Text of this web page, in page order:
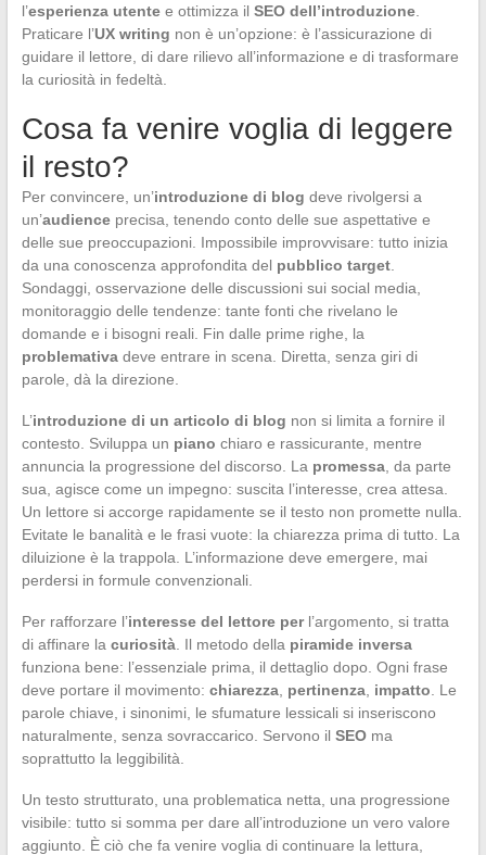
l’esperienza utentee ottimizza il SEO dell’introduzione.
Praticare l’UX writing non è un’opzione: è l’assicurazione di
guidare il lettore, di dare rilievo all’informazione e di trasformare
la curiosità in fedeltà.
Cosa fa venire voglia di leggere
il resto?
Per convincere, un’introduzione di blog deve rivolgersi a
un’audienceprecisa, tenendo conto delle sue aspettative e
delle sue preoccupazioni. Impossibile improvvisare: tutto inizia
da una conoscenza approfondita del pubblico target.
Sondaggi, osservazione delle discussioni sui social media,
monitoraggio delle tendenze: tante fonti che rivelano le
domande e i bisogni reali. Fin dalle prime righe, la
problemativadeve entrare in scena. Diretta, senza giri di
parole, dà la direzione.
L’introduzione di un articolo di blog non si limita a fornire il
contesto. Sviluppa un piano chiaro e rassicurante, mentre
annuncia la progressione del discorso. La promessa, da parte
sua, agisce come un impegno: suscita l’interesse, crea attesa.
Un lettore si accorge rapidamente se il testo non promette nulla.
Evitate le banalità e le frasi vuote: la chiarezza prima di tutto. La
diluizione è la trappola. L’informazione deve emergere, mai
perdersi in formule convenzionali.
Per rafforzare l’interesse del lettore perl’argomento, si tratta
di affinare la curiosità. Il metodo della piramide inversa
funziona bene: l’essenziale prima, il dettaglio dopo. Ogni frase
deve portare il movimento: chiarezza, pertinenza, impatto . Le
parole chiave, i sinonimi, le sfumature lessicali si inseriscono
naturalmente, senza sovraccarico. Servono il SEOma
soprattutto la leggibilità.
Un testo strutturato, una problematica netta, una progressione
visibile: tutto si somma per dare all’introduzione un vero valore
aggiunto. È ciò che fa venire voglia di continuare la lettura,